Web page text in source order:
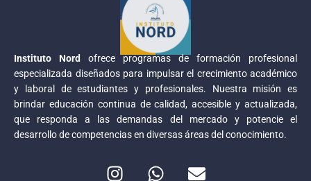
Instituto Nord
ofrece programas de formación profesional
especializada diseñados para impulsar el crecimiento académico
y laboral de estudiantes y profesionales. Nuestra misión es
brindar educación continua de calidad, accesible y actualizada,
que responda a las demandas del mercado y potencie el
desarrollo de competencias en diversas áreas del conocimiento.